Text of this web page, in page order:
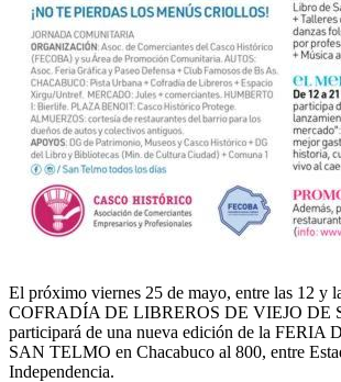
El próximo viernes 25 de mayo, entre las 12 y
COFRADÍA DE LIBREROS DE VIEJO DE
participará de una nueva edición de la FERIA
SAN TELMO en Chacabuco al 800, entre
Independencia.